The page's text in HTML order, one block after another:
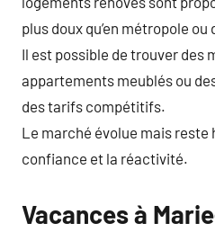
plus doux qu’en métropole ou
Il est possible de trouver des
appartements meublés ou
des tarifs compétitifs.
Le marché évolue mais reste
confiance et la réactivité.
Vacances à